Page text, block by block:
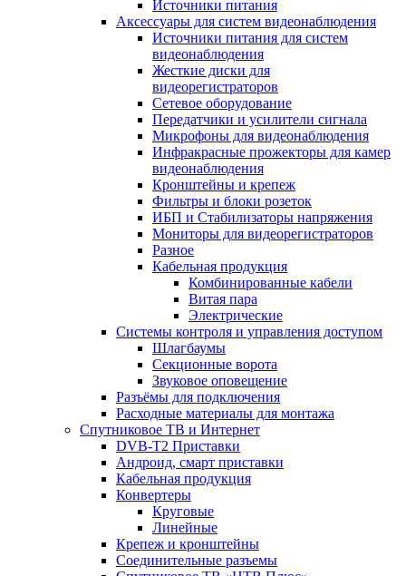
Источники питания
Аксессуары для систем видеонаблюдения
Источники питания для систем
видеонаблюдения
Жесткие диски для
видеорегистраторов
Сетевое оборудование
Передатчики и усилители сигнала
Микрофоны для видеонаблюдения
Инфракрасные прожекторы для камер
видеонаблюдения
Кронштейны и крепеж
Фильтры и блоки розеток
ИБП и Стабилизаторы напряжения
Мониторы для видеорегистраторов
Разное
Кабельная продукция
Комбинированные кабели
Витая пара
Электрические
Системы контроля и управления доступом
Шлагбаумы
Секционные ворота
Звуковое оповещение
Разъёмы для подключения
Расходные материалы для монтажа
Спутниковое ТВ и Интернет
DVB-Т2 Приставки
Андроид, смарт приставки
Кабельная продукция
Конвертеры
Круговые
Линейные
Крепеж и кронштейны
Соединительные разъемы